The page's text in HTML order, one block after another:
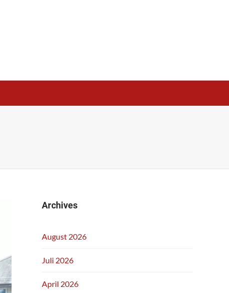
Archives
August 2026
Juli 2026
April 2026